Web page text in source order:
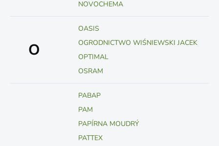
NOVOCHEMA
O
OASIS
OGRODNICTWO WIŚNIEWSKI JACEK
OPTIMAL
OSRAM
PABAP
PAM
PAPÍRNA MOUDRÝ
PATTEX